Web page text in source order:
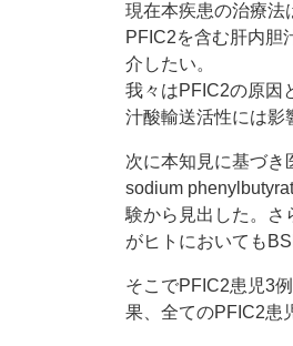
現在本疾患の治療法
PFIC2を含む肝内胆
介したい。
我々はPFIC2の原因
汁酸輸送活性には影
次に本知見に基づき
sodium
験から見出した。さ
がヒトにおいても
そこでPFIC2患児3
果、全てのPFIC2患